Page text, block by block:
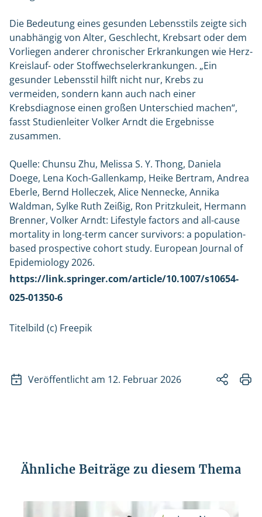
Die Bedeutung eines gesunden Lebensstils zeigte sich
unabhängig von Alter, Geschlecht, Krebsart oder dem
Vorliegen anderer chronischer Erkrankungen wie Herz-
Kreislauf- oder Stoffwechselerkrankungen. „Ein
gesunder Lebensstil hilft nicht nur, Krebs zu
vermeiden, sondern kann auch nach einer
Krebsdiagnose einen großen Unterschied machen“,
fasst Studienleiter Volker Arndt die Ergebnisse
zusammen.
Quelle: Chunsu Zhu, Melissa S. Y. Thong, Daniela
Doege, Lena Koch-Gallenkamp, Heike Bertram, Andrea
Eberle, Bernd Holleczek, Alice Nennecke, Annika
Waldman, Sylke Ruth Zeißig, Ron Pritzkuleit, Hermann
Brenner, Volker Arndt: Lifestyle factors and all-cause
mortality in long-term cancer survivors: a population-
based prospective cohort study. European Journal of
Epidemiology 2026.
https://link.springer.com/article/10.1007/s10654-
025-01350-6
Titelbild (c) Freepik
Veröffentlicht am 12. Februar 2026
Ähnliche Beiträge zu diesem Thema